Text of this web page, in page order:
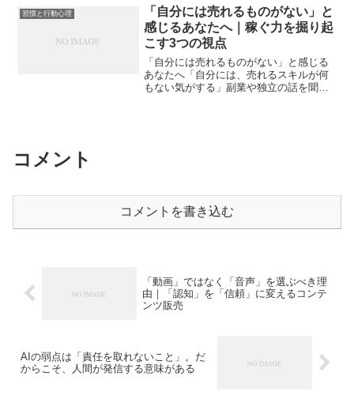
んなとき、胸の奥から湧いてくるあの問
い。「何のために、こんな...
習慣と行動心理
「自分には売れるものがない」と
感じるあなたへ｜稼ぐ力を掘り起
こす3つの視点
「自分には売れるものがない」と感じる
あなたへ「自分には、売れるスキルが何
もない気がする」副業や独立の話を聞く
コメント
コメントを書き込む
「動画」ではなく「音声」を選ぶべき理
由｜「認知」を「信頼」に変えるコンテ
ンツ販売
AIの弱点は「責任を取れないこと」。だ
からこそ、人間が発信する意味がある